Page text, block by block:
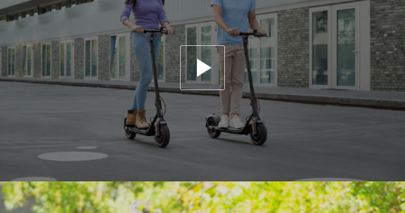
Motore
Pendenza
Potenza
350 W